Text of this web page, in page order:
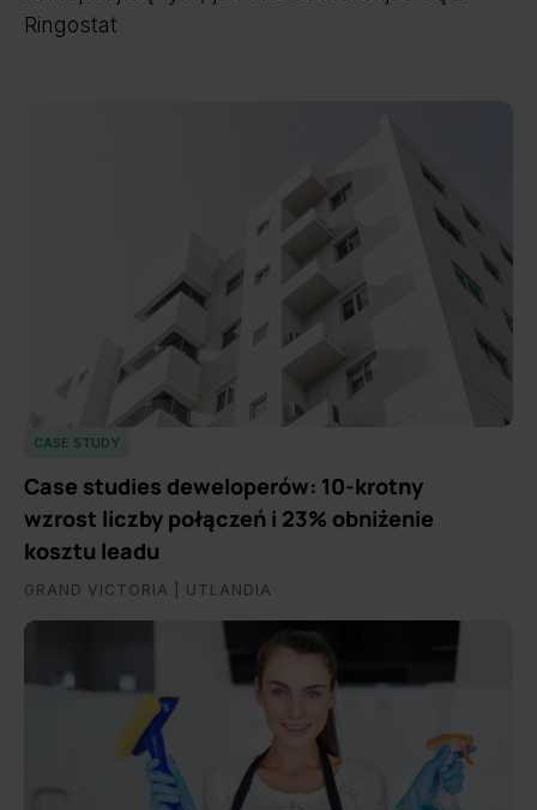
Ringostat
CASE STUDY
Case studies deweloperów: 10-krotny
wzrost liczby połączeń i 23% obniżenie
kosztu leadu
GRAND VICTORIA | UTLANDIA